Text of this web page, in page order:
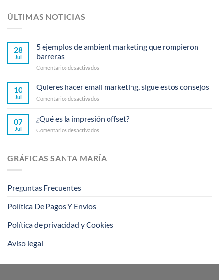
ÚLTIMAS NOTICIAS
28
Jul
5 ejemplos de ambient marketing que rompieron
barreras
Comentarios desactivados
ejemplos
de
ambient
que
barreras
10
Jul
Quieres hacer email marketing, sigue estos consejos
Comentarios desactivados
email
marketing,
consejos
07
Jul
¿Qué es la impresión offset?
Comentarios desactivados
la
impresión
GRÁFICAS SANTA MARÍA
Preguntas Frecuentes
Política De Pagos Y Envios
Política de privacidad y Cookies
Aviso legal